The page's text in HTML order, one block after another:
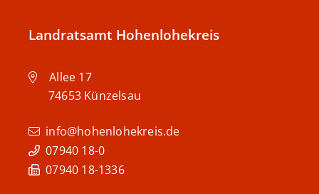
Landratsamt Hohenlohekreis
Allee 17
74653 Künzelsau
info@hohenlohekreis.de
07940 18-0
07940 18-1336